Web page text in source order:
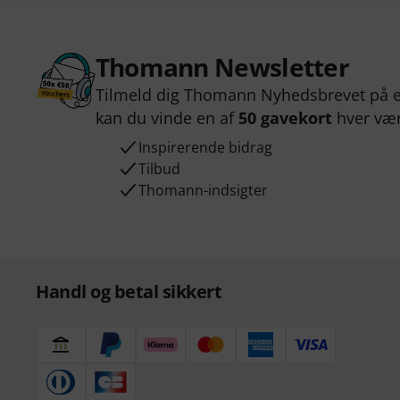
Thomann Newsletter
Tilmeld dig Thomann Nyhedsbrevet på
kan du vinde en af 50 gavekort hver
Inspirerende bidrag
Tilbud
Thomann-indsigter
Handl og betal sikkert